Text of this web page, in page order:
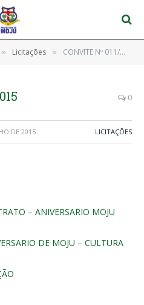
» Licitações » CONVITE Nº 011/2015
0
DE 2015 LICITAÇÕES
– ANIVERSARIO MOJU
DE MOJU – CULTURA